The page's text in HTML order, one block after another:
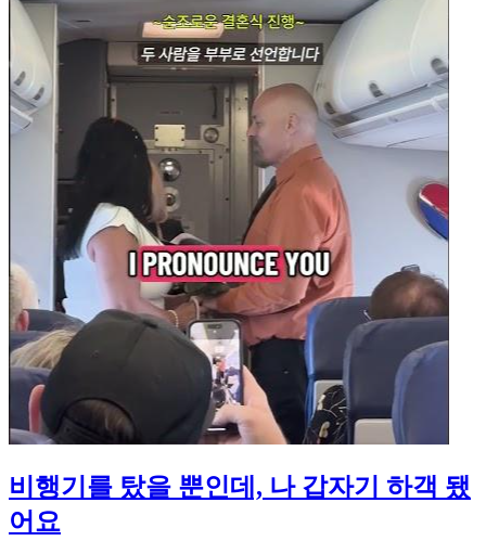
비행기를 탔을 뿐인데, 나 갑자기 하객 됐
어요